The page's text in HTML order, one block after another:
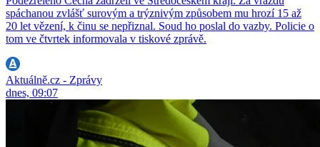
spáchanou zvlášť surovým a trýznivým způsobem mu hrozí 15 až
20 let vězení, k činu se nepřiznal. Soud ho poslal do vazby. Policie o
tom ve čtvrtek informovala v tiskové zprávě.
Aktuálně.cz - Zprávy
dnes, 09:07